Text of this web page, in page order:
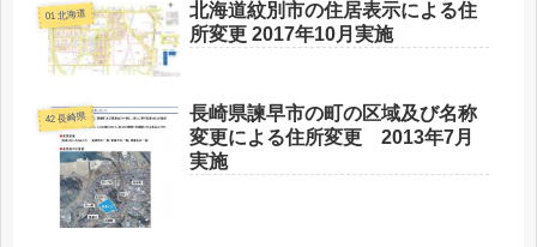
01 北海道
北海道紋別市の住居表示による住
所変更 2017年10月実施
42 長崎県
長崎県諫早市の町の区域及び名称
変更による住所変更 2013年7月
実施